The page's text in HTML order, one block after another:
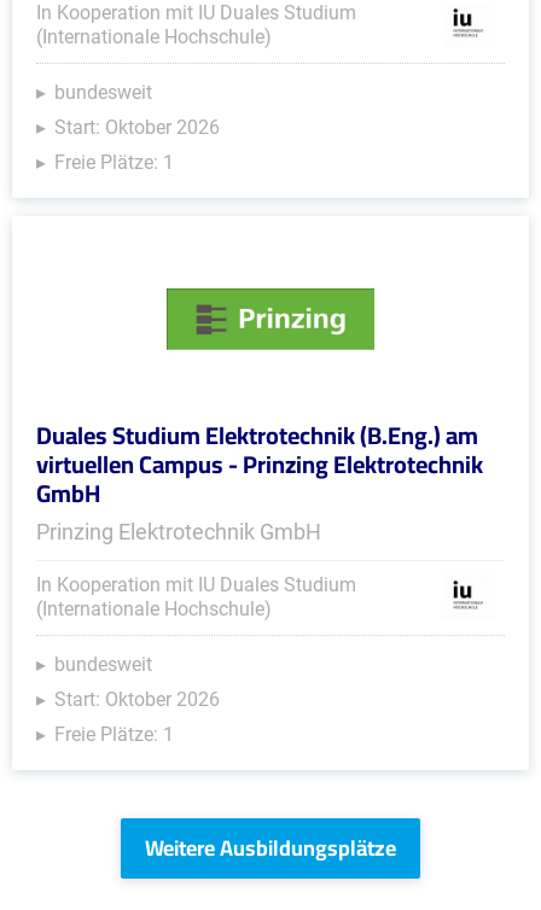
In Kooperation mit IU Duales Studium
(Internationale Hochschule)
bundesweit
Start: Oktober 2026
Freie Plätze: 1
Duales Studium Elektrotechnik (B.Eng.) am
virtuellen Campus - Prinzing Elektrotechnik
GmbH
Prinzing Elektrotechnik GmbH
In Kooperation mit IU Duales Studium
(Internationale Hochschule)
bundesweit
Start: Oktober 2026
Freie Plätze: 1
Weitere Ausbildungsplätze